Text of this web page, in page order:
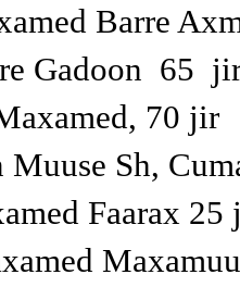
Barre
Gadoon 65
70 jir
Sh,
Faarax 25